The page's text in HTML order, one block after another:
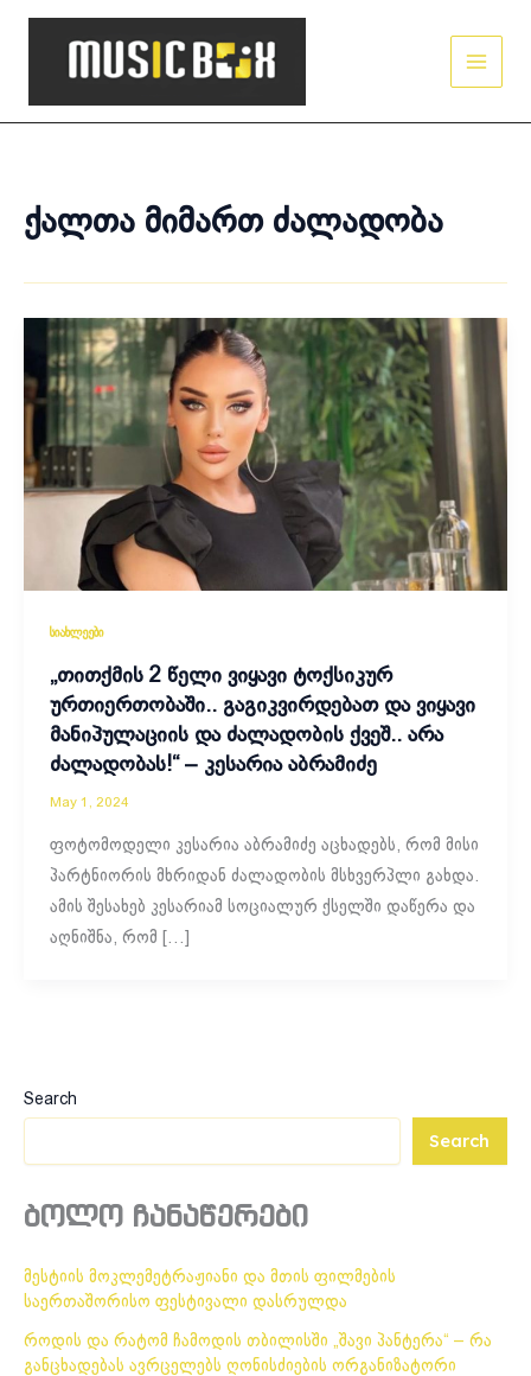
Skip
ქალთა მიმართ ძალადობა
სიახლეები
„თითქმის 2 წელი ვიყავი ტოქსიკურ
ურთიერთობაში.. გაგიკვირდებათ და ვიყავი
მანიპულაციის და ძალადობის ქვეშ.. არა
ძალადობას!“ – კესარია აბრამიძე
May 1, 2024
ფოტომოდელი კესარია აბრამიძე აცხადებს, რომ მისი
პარტნიორის მხრიდან ძალადობის მსხვერპლი გახდა.
ამის შესახებ კესარიამ სოციალურ ქსელში დაწერა და
აღნიშნა, რომ […]
Search
Search
ბოლო ჩანაწერები
მესტიის მოკლემეტრაჟიანი და მთის ფილმების
საერთაშორისო ფესტივალი დასრულდა
როდის და რატომ ჩამოდის თბილისში „შავი პანტერა“ – რა
განცხადებას ავრცელებს ღონისძიების ორგანიზატორი